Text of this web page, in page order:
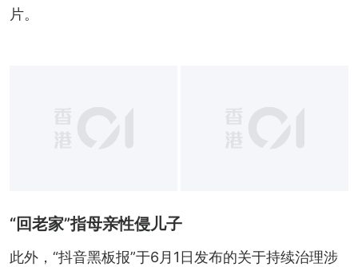
片。
“回老家”指母亲性侵儿子
此外，“抖音黑板报”于6月1日发布的关于持续治理涉